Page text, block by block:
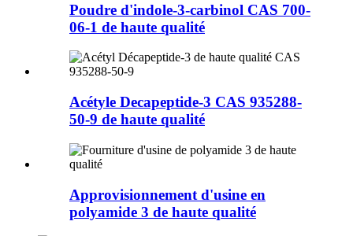
Poudre d'indole-3-carbinol CAS 700-
06-1 de haute qualité
Acétyle Decapeptide-3 CAS 935288-
50-9 de haute qualité
Approvisionnement d'usine en
polyamide 3 de haute qualité